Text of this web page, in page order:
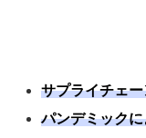
サプライチェ
パンデミック